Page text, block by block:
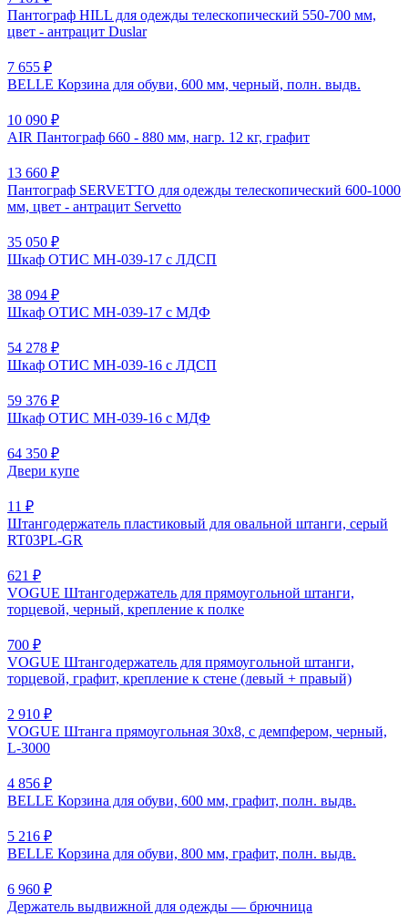
Пантограф HILL для одежды телескопический 550-700 мм,
цвет - антрацит Duslar
7 655 ₽
BELLE Корзина для обуви, 600 мм, черный, полн. выдв.
10 090 ₽
AIR Пантограф 660 - 880 мм, нагр. 12 кг, графит
13 660 ₽
Пантограф SERVETTO для одежды телескопический 600-1000
мм, цвет - антрацит Servetto
35 050 ₽
Шкаф ОТИС МН-039-17 с ЛДСП
38 094 ₽
Шкаф ОТИС МН-039-17 с МДФ
54 278 ₽
Шкаф ОТИС МН-039-16 с ЛДСП
59 376 ₽
Шкаф ОТИС МН-039-16 с МДФ
64 350 ₽
Двери купе
11 ₽
Штангодержатель пластиковый для овальной штанги, серый
RT03PL-GR
621 ₽
VOGUE Штангодержатель для прямоугольной штанги,
торцевой, черный, крепление к полке
700 ₽
VOGUE Штангодержатель для прямоугольной штанги,
торцевой, графит, крепление к стене (левый + правый)
2 910 ₽
VOGUE Штанга прямоугольная 30х8, с демпфером, черный,
L-3000
4 856 ₽
BELLE Корзина для обуви, 600 мм, графит, полн. выдв.
5 216 ₽
BELLE Корзина для обуви, 800 мм, графит, полн. выдв.
6 960 ₽
Держатель выдвижной для одежды — брючница